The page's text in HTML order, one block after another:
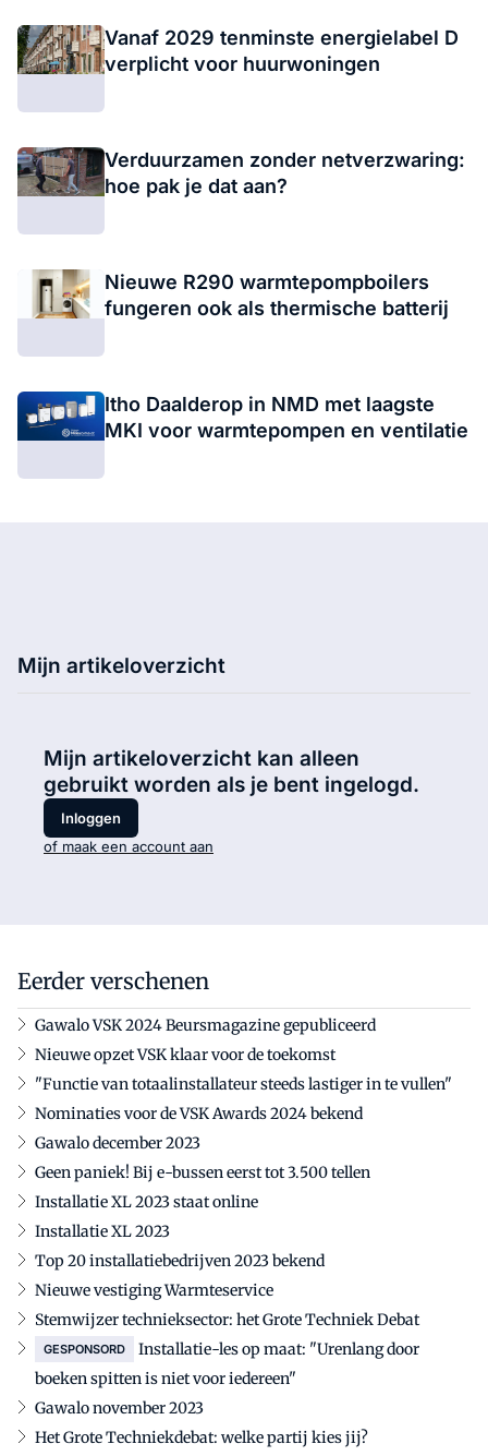
Vanaf 2029 tenminste energielabel D
verplicht voor huurwoningen
Verduurzamen zonder netverzwaring:
hoe pak je dat aan?
Nieuwe R290 warmtepompboilers
fungeren ook als thermische batterij
Itho Daalderop in NMD met laagste
MKI voor warmtepompen en ventilatie
Mijn artikeloverzicht
Mijn artikeloverzicht kan alleen
gebruikt worden als je bent ingelogd.
Inloggen
of maak een account aan
Eerder verschenen
Gawalo VSK 2024 Beursmagazine gepubliceerd
Nieuwe opzet VSK klaar voor de toekomst
"Functie van totaalinstallateur steeds lastiger in te vullen"
Nominaties voor de VSK Awards 2024 bekend
Gawalo december 2023
Geen paniek! Bij e-bussen eerst tot 3.500 tellen
Installatie XL 2023 staat online
Installatie XL 2023
Top 20 installatiebedrijven 2023 bekend
Nieuwe vestiging Warmteservice
Stemwijzer technieksector: het Grote Techniek Debat
GESPONSORD
Installatie-les op maat: "Urenlang door
boeken spitten is niet voor iedereen"
Gawalo november 2023
Het Grote Techniekdebat: welke partij kies jij?